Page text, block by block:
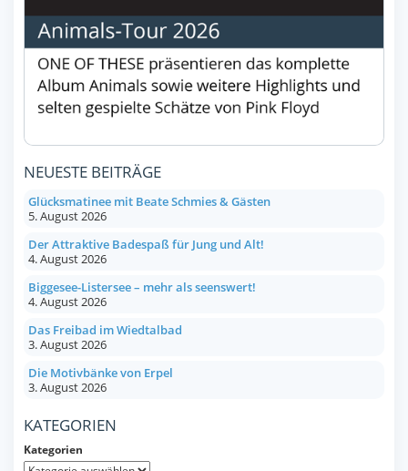
NEUESTE BEITRÄGE
Glücksmatinee mit Beate Schmies & Gästen
5. August 2026
Der Attraktive Badespaß für Jung und Alt!
4. August 2026
Biggesee-Listersee – mehr als seenswert!
4. August 2026
Das Freibad im Wiedtalbad
3. August 2026
Die Motivbänke von Erpel
3. August 2026
KATEGORIEN
Kategorien